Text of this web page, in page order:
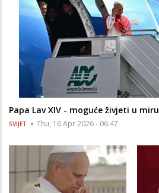
Papa Lav XIV - moguće živjeti u miru
SVIJET Thu, 16 Apr 2026 - 06:47